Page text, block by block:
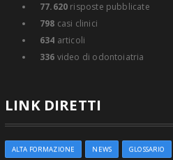
77.620 risposte pubblicate
798 casi clinici
634 articoli
336 video di odontoiatria
LINK DIRETTI
ALTA FORMAZIONE NEWS GLOSSARIO